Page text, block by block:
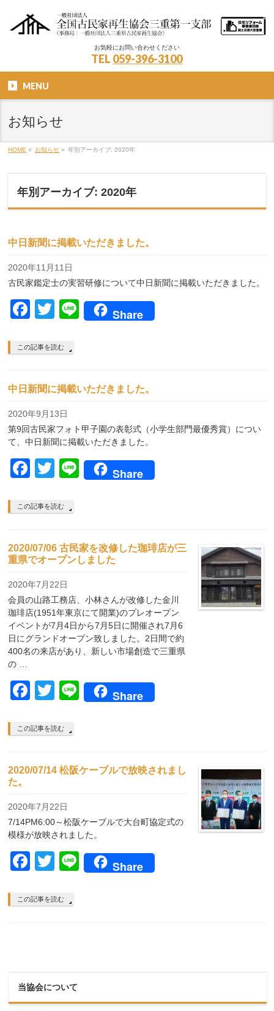
お気軽にお問い合わせください
TEL 059-396-3100
MENU
お知らせ
HOME » お知らせ » 年別アーカイブ: 2020年
年別アーカイブ: 2020年
中日新聞に掲載いただきました。
2020年11月11日
古民家鑑定士の実習研修について中日新聞に掲載いただきました。
Facebook
Twitter
LineShare
この記事を読む
中日新聞に掲載いただきました。
2020年9月13日
第9回古民家フォト甲子園の表彰式（小学生部門最優秀賞）につい
て、中日新聞に掲載いただきました。
Facebook
Twitter
LineShare
この記事を読む
2020/07/06 古民家を改修した珈琲店が三
重県でオープンしました
2020年7月22日
会員の山路工務店、小林さんが改修した金川
珈琲店(1951年東京にて開業)のプレオープン
イベントが7月4日から7月5日に開催され7月6
日にグランドオープン致しました。2日間で約
400名の来店があり、新しい市場創造で三重県
の …
Facebook
Twitter
LineShare
この記事を読む
2020/07/14 松阪ケーブルで放映されまし
た。
2020年7月22日
7/14PM6:00～松阪ケーブルで大台町協定式の
模様が放映されました。
Facebook
Twitter
LineShare
この記事を読む
当協会について